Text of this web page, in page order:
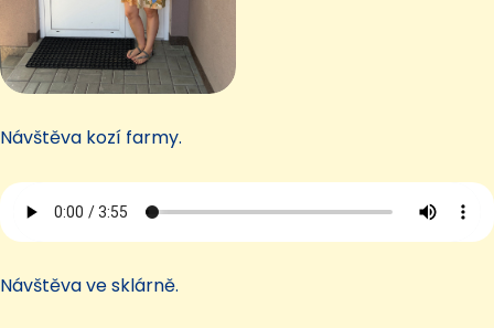
Návštěva kozí farmy.
Návštěva ve sklárně.